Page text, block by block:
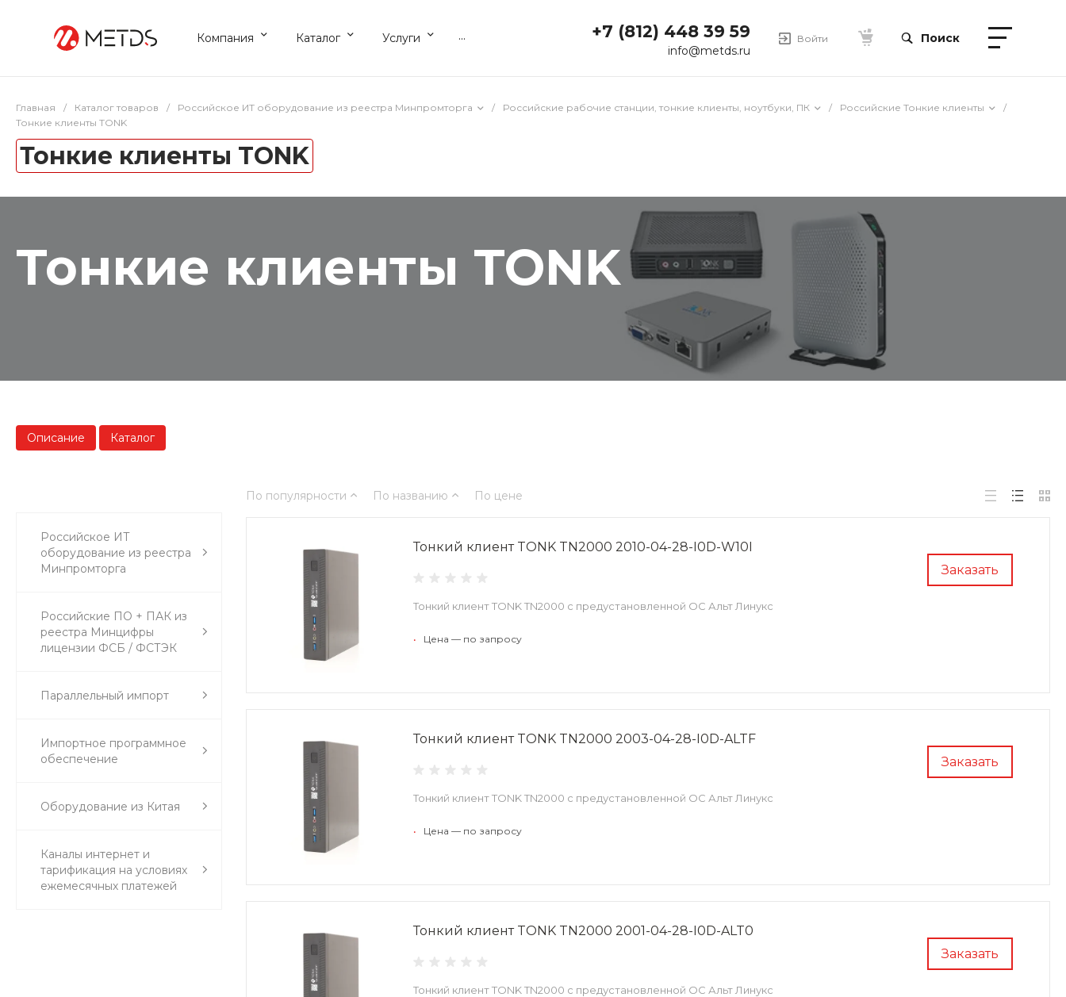
Компания Каталог Услуги ... +7 (812) 448 39 59
info@metds.ru
Войти Поиск
Главная / Каталог товаров / Российское ИТ оборудование из реестра Минпромторга / Российские рабочие станции, тонкие клиенты, ноутбуки, ПК / Российские Тонкие клиенты
/
Тонкие клиенты TONK
Тонкие клиенты TONK
Тонкие клиенты TONK
Описание Каталог
Российское ИТ
оборудование из реестра
Минпромторга
Российские ПО + ПАК из
реестра Минцифры
лицензии ФСБ / ФСТЭК
Параллельный импорт
Импортное программное
обеспечение
Оборудование из Китая
Каналы интернет и
тарификация на условиях
ежемесячных платежей
По популярности По названию По цене
Заказать
Тонкий клиент TONK TN2000 2010-04-28-I0D-W10I
Тонкий клиент TONK TN2000 с предустановленной ОС Альт Линукс
• Цена — по запросу
Заказать
Тонкий клиент TONK TN2000 2003-04-28-I0D-ALTF
Тонкий клиент TONK TN2000 с предустановленной ОС Альт Линукс
• Цена — по запросу
Заказать
Тонкий клиент TONK TN2000 2001-04-28-I0D-ALT0
Тонкий клиент TONK TN2000 с предустановленной ОС Альт Линукс